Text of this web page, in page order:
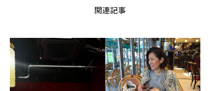
関連記事